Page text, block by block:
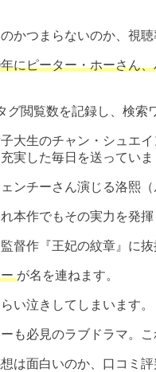
かつまらないのか、視
にピーター・ホーさん
グ閲覧数を記録し、検
大生のチャン・シュエ
実した毎日を送っていま
ンチーさん演じる洛熙
本作でもその実力を発揮
督作『王妃の紋章』に
ーが名を連ねます。
い泣きしてしまいます。
も必見のラブドラマ。こ
は面白いのか、口コミ